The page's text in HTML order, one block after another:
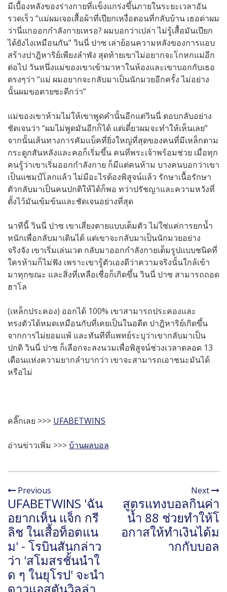
มีเบื้องหลังของร่างกายที่เเข็งแกร่งขึ้นภายในระยะเวลาอัน
รวดเร็ว “แม่ผมเจอเสื้อผ้าที่เปียกเหงื่อตอนที่กลับบ้าน เธอด่าผม
ว่านี่แกออกกำลังกายเหรอ? ผมบอกว่าเปล่า ไม่รู้เสื้อมันเปียก
ได้ยังไงเหมือนกัน” วินนี่ ปาซ เล่าย้อนความหลังของการแอบ
สร้างปาฎิหาริย์เพียงลำพัง สุดท้ายเขาไม่อยากจะโกหกแม่อีก
ต่อไป วันหนึ่งแม่ของเขาเข้ามาหาในห้องและเขาบอกกับเธอ
ตรงๆว่า “แม่ ผมอยากจะกลับมาเป็นนักมวยอีกครั้ง ไม่อย่าง
นั้นผมขอตายซะดีกว่า”
แม่ของเขาห้ามไม่ให้เขาพูดคำนั้นอีกแต่วินนี่ ตอบกลับอย่าง
ชัดเจนว่า “ผมไม่พูดมันอีกก็ได้ แต่เดี๋ยวผมจะทำให้เห็นเลย”
จากนั้นเส้นทางการคัมเเบ็คที่ยิ่งใหญ่ที่สุดของคนที่มีเหล็กดาม
กระดูกสันหลังและคอก็เริ่มขึ้น คนที่พระเจ้าพร้อมช่วย เมื่อทุก
คนรู้ว่าเขาเริ่มออกกำลังกาย ก็มีแต่คนห้าม บางคนบอกว่าเขา
เป็นแชมป์โลกเเล้ว ไม่มีอะไรต้องพิสูจน์เเล้ว รักษาเนื้อรักษา
ตัวกลับมาเป็นคนปกติให้ได้ก็พอ ทว่าปรัชญาและความหวังที่
ตั้งไว้มันเข้มข้นและชัดเจนอย่างที่สุด
นาทีนี้ วินนี่ ปาซ เขาเสี่ยงตายแบบเต็มตัว ไม่ใช่แค่การยกน้ำ
หนักเพื่อกลับมาเดินได้ แต่เขาจะกลับมาเป็นนักมวยอย่าง
จริงจัง เขาเริ่มเล่นเวต กลับมาออกกำลังกายเต็มรูปแบบชนิดที่
ใครห้ามก็ไม่ฟัง เพราะเขารู้ตัวเองดีว่าความจริงนั้นใกล้เข้า
มาทุกขณะ และสิ่งที่เหลือเชื่อก็เกิดขึ้น วินนี่ ปาซ สามารถถอด
ฮาโล
(เหล็กประคอง) ออกได้ 100% เขาสามารถประคองและ
ทรงตัวได้หมดเหมือนกับที่เคยเป็นในอดีต ปาฎิหาริย์เกิดขึ้น
จากการไม่ยอมแพ้ และทันทีที่แพทย์ระบุว่าเขากลับมาเป็น
ปกติ วินนี่ ปาซ ก็เลือกจะลงนวมเพื่อพิสูจน์ช่วงเวลาตลอด 13
เดือนแห่งความยากลำบากว่า เขาจะสามารถเอาชนะมันได้
หรือไม่
คลิ๊กเลย >>> UFABETWINS
อ่านข่าวเพิ่ม >>>บ้านผลบอล
Previous
UFABETWINS 'ฉัน
อยากเห็น แจ็ก กรี
ลิช ในเสื้อท็อตแน
ม' - โรบินสันกล่าว
ว่า 'สโมสรชั้นนำใ
ด ๆ ในยุโรป' จะนำ
Next
สูตรแทงบอลกินค่า
น้ำ 88 ช่วยทำให้โ
อกาสให้ทำเงินได้ม
ากกับบอล